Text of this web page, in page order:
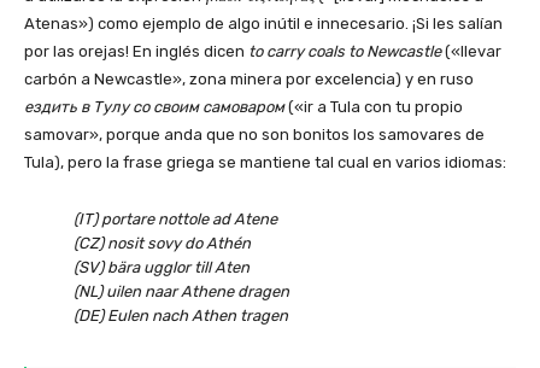
Atenas») como ejemplo de algo inútil e innecesario. ¡Si les salían
por las orejas! En inglés dicen to carry coals to Newcastle(«llevar
carbón a Newcastle», zona minera por excelencia) y en ruso
ездить в Тулу со своим самоваром(«ir a Tula con tu propio
samovar», porque anda que no son bonitos los samovares de
Tula), pero la frase griega se mantiene tal cual en varios idiomas:
(IT) portare nottole ad Atene
(CZ) nosit sovy do Athén
(SV) bära ugglor till Aten
(NL) uilen naar Athene dragen
(DE) Eulen nach Athen tragen